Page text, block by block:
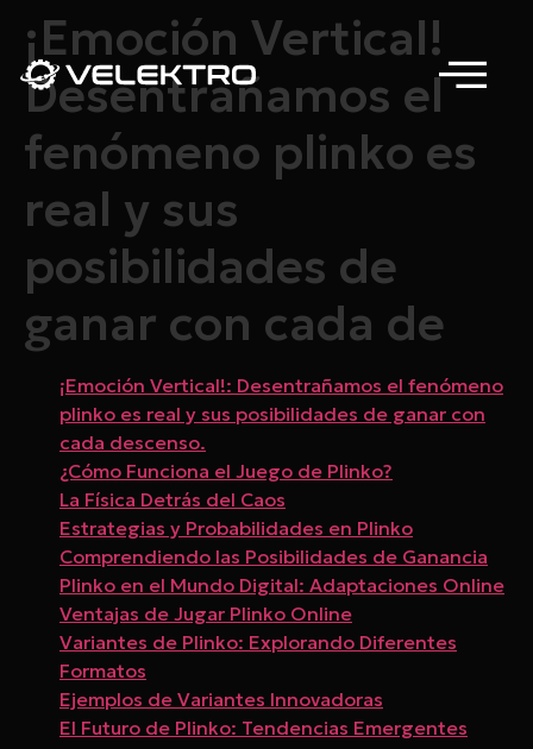
¡Emoción Vertical!
Desentrañamos el
fenómeno plinko es
real y sus
posibilidades de
ganar con cada de
¡Emoción Vertical!: Desentrañamos el fenómeno
plinko es real y sus posibilidades de ganar con
cada descenso.
¿Cómo Funciona el Juego de Plinko?
La Física Detrás del Caos
Estrategias y Probabilidades en Plinko
Comprendiendo las Posibilidades de Ganancia
Plinko en el Mundo Digital: Adaptaciones Online
Ventajas de Jugar Plinko Online
Variantes de Plinko: Explorando Diferentes
Formatos
Ejemplos de Variantes Innovadoras
El Futuro de Plinko: Tendencias Emergentes